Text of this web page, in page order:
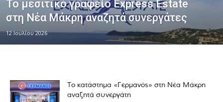
Το μεσιτικό γραφείο Express Estate
στη Νέα Μάκρη αναζητά συνεργάτες
12 Ιουλίου 2026
Το κατάστημα «Γερμανός» στη Νέα Μάκρη
αναζητά συνεργάτη